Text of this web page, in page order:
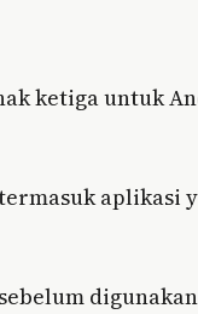
ketiga untuk
aplikasi